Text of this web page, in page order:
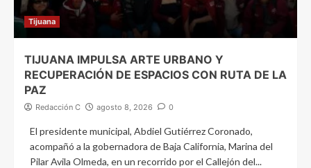
Tijuana
TIJUANA IMPULSA ARTE URBANO Y
RECUPERACIÓN DE ESPACIOS CON RUTA DE LA
PAZ
Redacción C agosto 8, 2026 0
El presidente municipal, Abdiel Gutiérrez Coronado,
acompañó a la gobernadora de Baja California, Marina del
Pilar Avila Olmeda, en un recorrido por el Callejón del...